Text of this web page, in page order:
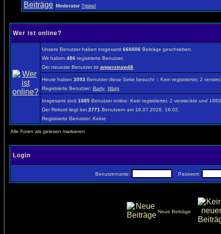
Moderator Triskel
Wer ist online?
Unsere Benutzer haben insgesamt 666606 Beiträge geschrieben.
Wir haben 486 registrierte Benutzer.
Der neueste Benutzer ist angerstraw48
Heute haben 3093 Benutzer diese Seite besucht :: Kein registrierter, 2
Registrierte Benutzer: Barty, Warg
Insgesamt sind 1885 Benutzer online: Kein registrierter, 2 versteckte und
Der Rekord liegt bei 2771 Benutzern am 18.07.2026, 16:02.
Registrierte Benutzer: Keine
Alle Foren als gelesen markieren
Login
Benutzername: Passwort:
Neue Beiträge